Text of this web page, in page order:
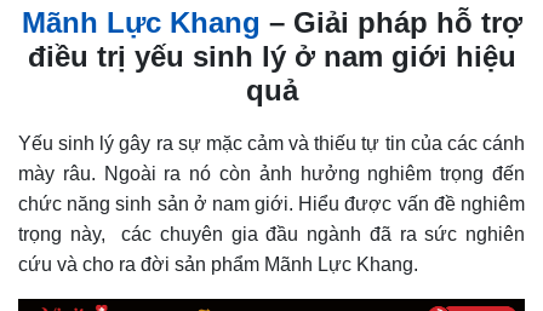
Mãnh Lực Khang – Giải pháp hỗ trợ
điều trị yếu sinh lý ở nam giới hiệu
quả
Yếu sinh lý gây ra sự mặc cảm và thiếu tự tin của các cánh
mày râu. Ngoài ra nó còn ảnh hưởng nghiêm trọng đến
chức năng sinh sản ở nam giới. Hiểu được vấn đề nghiêm
trọng này, các chuyên gia đầu ngành đã ra sức nghiên
cứu và cho ra đời sản phẩm Mãnh Lực Khang.